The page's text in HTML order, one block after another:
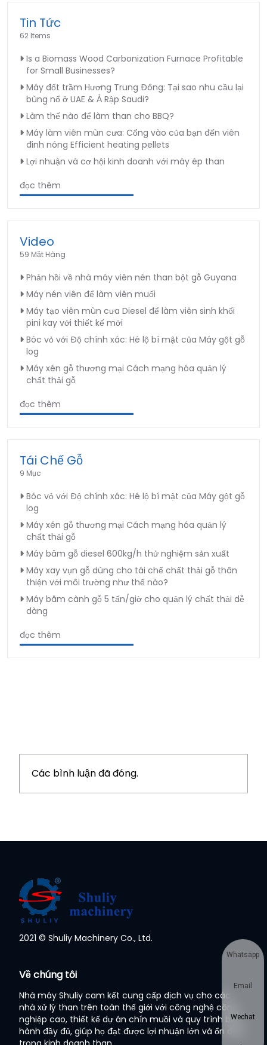
Tin Tức
62 Items
Is a Biomass Wood Carbonization Furnace Profitable
for Small Businesses?
Máy đốt trầm Hương Trung Đông: Tại sao nhu cầu lại
bùng nổ ở UAE & Ả Rập Saudi?
Làm thế nào để làm than cho BBQ?
Máy làm viên mùn cưa: Cổng vào của bạn đến viên
đinh nóng Efficient heating pellets
Lợi nhuận và cơ hội kinh doanh với máy ép than
đọc thêm
Video
59 Mặt Hàng
Phản hồi về nhà máy viên nén than bột gỗ Guyana
Máy nén viên để làm viên muối
Máy tạo viên mùn cưa Diesel để làm viên sinh khối
pini kay với thiết kế mới
Bóc vỏ với Độ chính xác: Hé lộ bí mật của Máy gột gỗ
log
Máy xén gỗ thương mại Cách mạng hóa quản lý
chất thải gỗ
đọc thêm
Tái Chế Gỗ
9 Mục
Bóc vỏ với Độ chính xác: Hé lộ bí mật của Máy gột gỗ
log
Máy xén gỗ thương mại Cách mạng hóa quản lý
chất thải gỗ
Máy băm gỗ diesel 600kg/h thử nghiệm sản xuất
Máy xay vụn gỗ dùng cho tái chế chất thải gỗ thân
thiện với môi trường như thế nào?
Máy băm cành gỗ 5 tấn/giờ cho quản lý chất thải dễ
dàng
đọc thêm
Các bình luận đã đóng.
2021 © Shuliy Machinery Co., Ltd.
Về chúng tôi
Nhà máy Shuliy cam kết cung cấp dịch vụ cho các
nhà xử lý than trên toàn thế giới với công nghệ công
nghiệp cao, thiết kế dự án chín muồi và quy trình bảo
hành đầy đủ, giúp họ đạt được lợi nhuận lớn và ổn định
Whatsapp
Email
Wechat